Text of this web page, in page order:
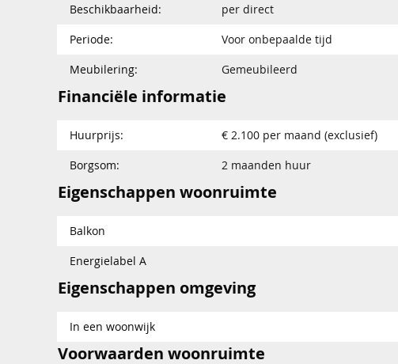
Beschikbaarheid:
per direct
Periode:
Voor onbepaalde tijd
Meubilering:
Gemeubileerd
Financiële informatie
Huurprijs:
€ 2.100 per maand (exclusief)
Borgsom:
2 maanden huur
Eigenschappen woonruimte
Balkon
Energielabel A
Eigenschappen omgeving
In een woonwijk
Voorwaarden woonruimte